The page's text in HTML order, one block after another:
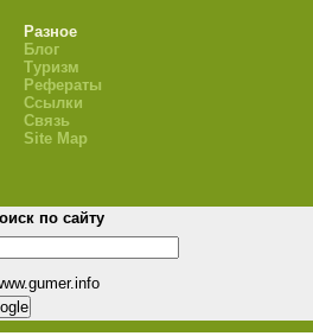
Разное
Блог
Туризм
Рефераты
Ссылки
Связь
Site Map
по сайту